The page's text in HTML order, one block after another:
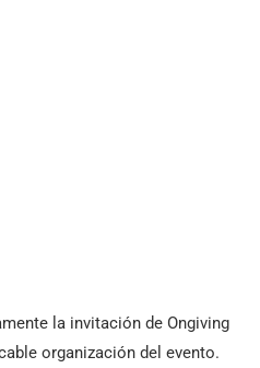
la invitación de Ongiving
organización del evento.